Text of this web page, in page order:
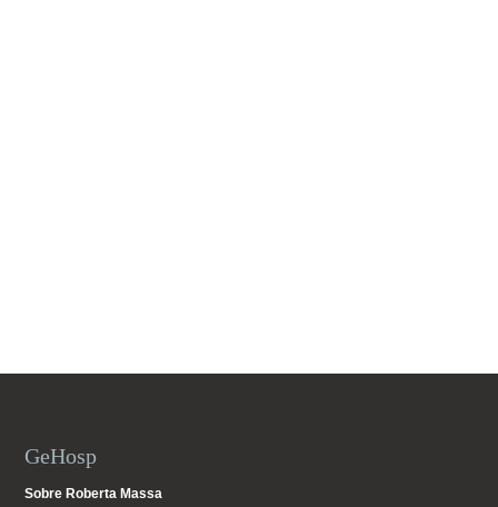
GeHosp
Sobre Roberta Massa